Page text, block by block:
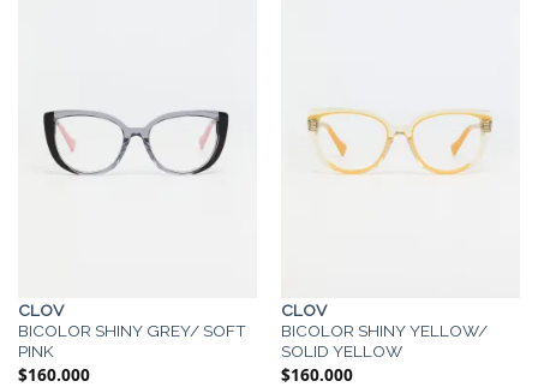
CLOV
BICOLOR SHINY GREY/ SOFT
PINK
$160.000
CLOV
BICOLOR SHINY YELLOW/
SOLID YELLOW
$160.000